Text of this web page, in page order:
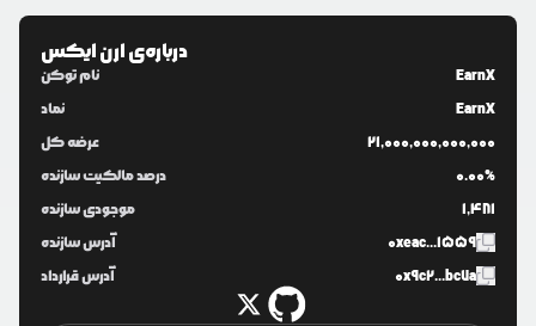
درباره‌یارن ایکس
نام توکن
EarnX
نماد
EarnX
عرضه کل
21,000,000,000,000
درصد مالکیت سازنده
0.00%
موجودی سازنده
1,481
آدرس سازنده
0xeac...1559
آدرس قرارداد
0x9c2...bc7a